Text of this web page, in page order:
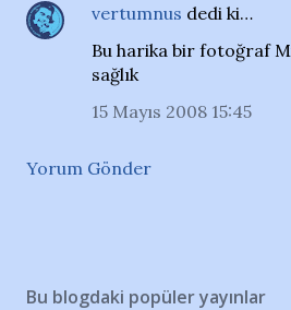
vertumnus dedi ki…
Bu harika bir fotoğraf
sağlık
15 Mayıs 2008 15:45
Yorum Gönder
Bu blogdaki popüler yayınlar